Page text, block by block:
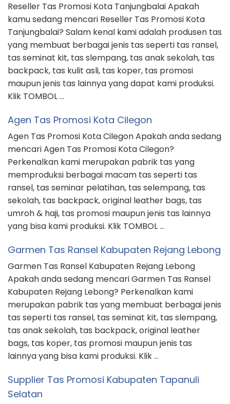
Reseller Tas Promosi Kota Tanjungbalai Apakah
kamu sedang mencari Reseller Tas Promosi Kota
Tanjungbalai? Salam kenal kami adalah produsen tas
yang membuat berbagai jenis tas seperti tas ransel,
tas seminat kit, tas slempang, tas anak sekolah, tas
backpack, tas kulit asli, tas koper, tas promosi
maupun jenis tas lainnya yang dapat kami produksi.
Klik TOMBOL …
Agen Tas Promosi Kota Cilegon
Agen Tas Promosi Kota Cilegon Apakah anda sedang
mencari Agen Tas Promosi Kota Cilegon?
Perkenalkan kami merupakan pabrik tas yang
memproduksi berbagai macam tas seperti tas
ransel, tas seminar pelatihan, tas selempang, tas
sekolah, tas backpack, original leather bags, tas
umroh & haji, tas promosi maupun jenis tas lainnya
yang bisa kami produksi. Klik TOMBOL …
Garmen Tas Ransel Kabupaten Rejang Lebong
Garmen Tas Ransel Kabupaten Rejang Lebong
Apakah anda sedang mencari Garmen Tas Ransel
Kabupaten Rejang Lebong? Perkenalkan kami
merupakan pabrik tas yang membuat berbagai jenis
tas seperti tas ransel, tas seminat kit, tas slempang,
tas anak sekolah, tas backpack, original leather
bags, tas koper, tas promosi maupun jenis tas
lainnya yang bisa kami produksi. Klik …
Supplier Tas Promosi Kabupaten Tapanuli
Selatan